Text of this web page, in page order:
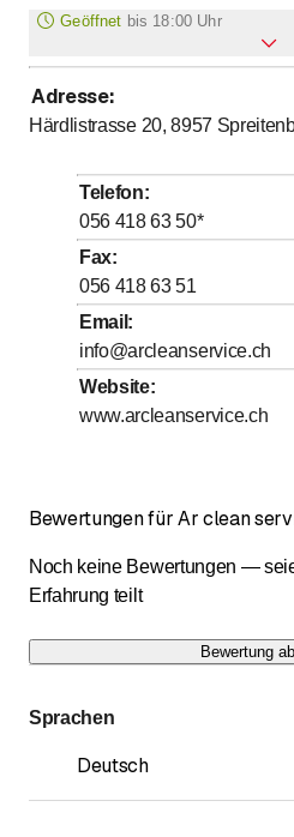
Geöffnet bis 18:00 Uhr
Montag
Dienstag
Mittwoch
Donnerstag
Freitag
Samstag
Sonntag
Termine auch ausserhalb
möglich.
Adresse:
Härdlistrasse 20, 8957
Telefon:
056 418 63 50*
Fax:
056 418 63 51
Email :
info@arcleanservice.ch
Website:
www.arcleanservice.ch
Bewertungen für Ar clean
Noch keine Bewertungen —
Erfahrung teilt
Bewertung
Sprachen
Deutsch